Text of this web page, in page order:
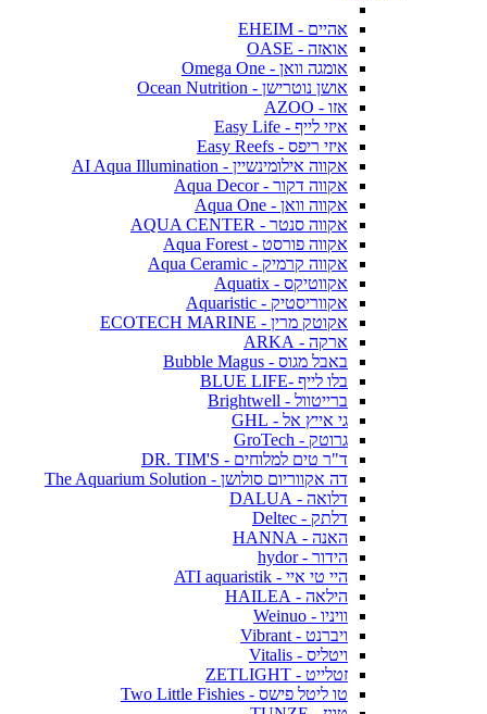
אהיים - EHEIM
אואזה - OASE
אומגה וואן - Omega One
אושן נוטרישן - Ocean Nutrition
אזו - AZOO
איזי לייף - Easy Life
איזי ריפס - Easy Reefs
אקווה אילומינשיין - AI Aqua Illumination
אקווה דקור - Aqua Decor
אקווה וואן - Aqua One
אקווה סנטר - AQUA CENTER
אקווה פורסט - Aqua Forest
אקווה קרמיק - Aqua Ceramic
אקווטיקס - Aquatix
אקווריסטיק - Aquaristic
אקוטק מרין - ECOTECH MARINE
ארקה - ARKA
באבל מגוס - Bubble Magus
בלו לייף -BLUE LIFE
ברייטוול - Brightwell
גי אייץ אל - GHL
גרוטק - GroTech
ד"ר טים למלוחים - DR. TIM'S
דה אקווריום סולושן - The Aquarium Solution
דלואה - DALUA
דלתק - Deltec
האנה - HANNA
הידור - hydor
היי טי איי - ATI aquaristik
הילאה - HAILEA
וויניו - Weinuo
ויברנט - Vibrant
ויטליס - Vitalis
זטלייט - ZETLIGHT
טו ליטל פישס - Two Little Fishies